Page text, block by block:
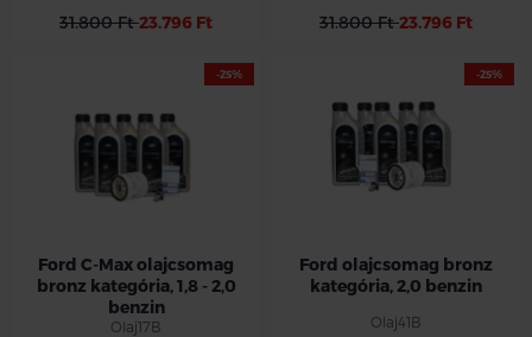
31.800 Ft23.796 Ft 31.800 Ft23.796 Ft
-25%
Ford C-Max olajcsomag
bronz kategória, 1,8 - 2,0
benzin
Olaj17B
-25%
Ford olajcsomag bronz
kategória, 2,0 benzin
Olaj41B